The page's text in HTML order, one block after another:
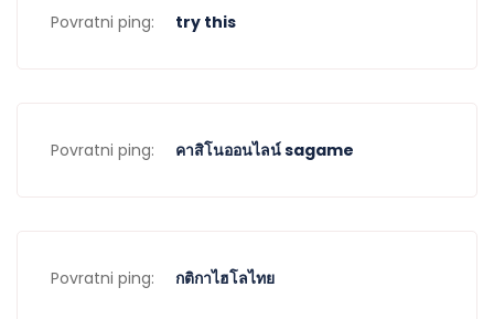
Povratni ping: try this
Povratni ping: คาสิโนออนไลน์ sagame
Povratni ping: กติกาไฮโลไทย